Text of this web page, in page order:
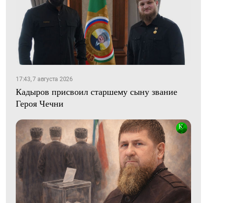
17:43, 7 августа 2026
Кадыров присвоил старшему сыну звание
Героя Чечни